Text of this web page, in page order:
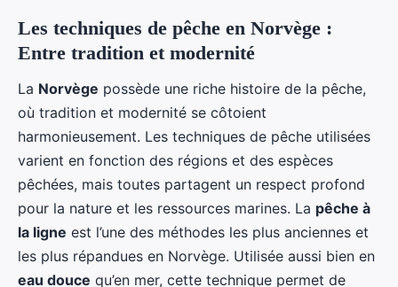
Les techniques de pêche en Norvège :
Entre tradition et modernité
La Norvège possède une riche histoire de la pêche,
où tradition et modernité se côtoient
harmonieusement. Les techniques de pêche utilisées
varient en fonction des régions et des espèces
pêchées, mais toutes partagent un respect profond
pour la nature et les ressources marines. La pêche à
la ligne est l’une des méthodes les plus anciennes et
les plus répandues en Norvège. Utilisée aussi bien en
eau douce qu’en mer, cette technique permet de